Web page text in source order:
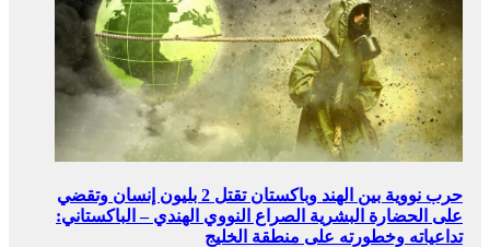
حرب نووية بين الهند وباكستان تقتل 2 بليون إنسان وتقضي
على الحضارة البشرية الصراع النووي الهندي – الباكستاني:
تداعياته وخطورته على منطقة الخليج